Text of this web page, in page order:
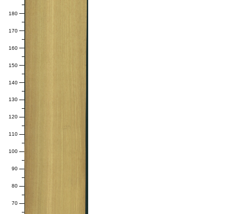
70
80
90
100
110
120
130
140
150
160
170
180